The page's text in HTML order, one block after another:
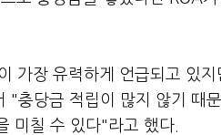
가장 유력하게 언급되고 있
충당금 적립이 많지 않기 때
미칠 수 있다"라고 했다.